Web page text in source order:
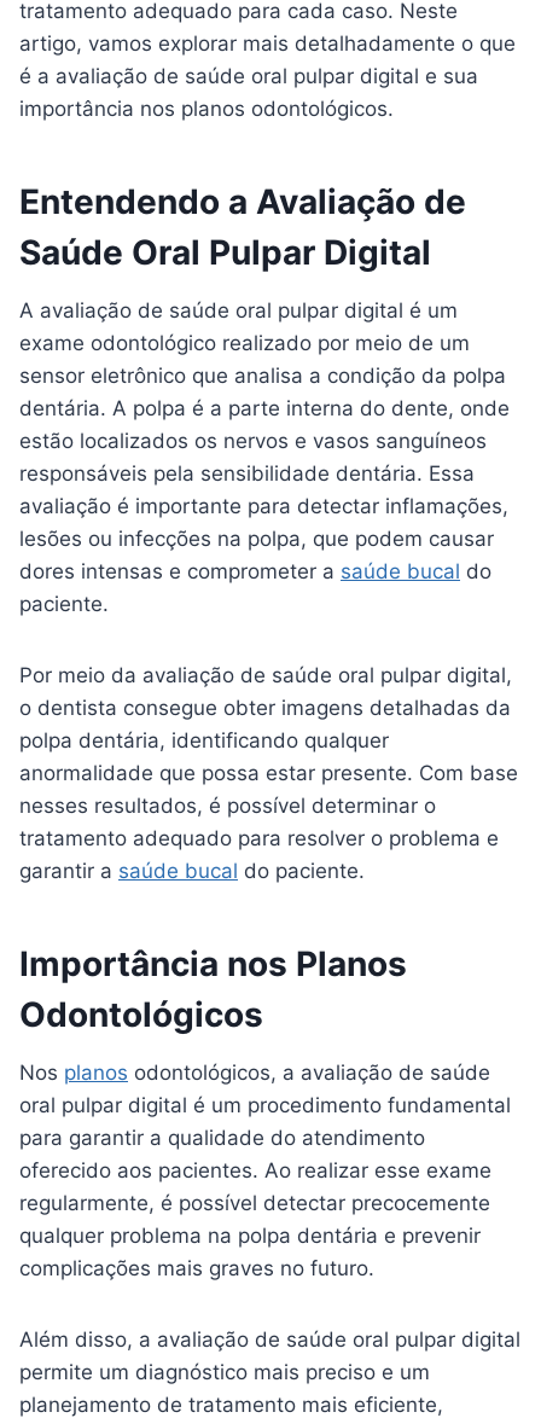
tratamento adequado para cada caso. Neste
artigo, vamos explorar mais detalhadamente o que
é a avaliação de saúde oral pulpar digital e sua
importância nos planos odontológicos.
Entendendo a Avaliação de
Saúde Oral Pulpar Digital
A avaliação de saúde oral pulpar digital é um
exame odontológico realizado por meio de um
sensor eletrônico que analisa a condição da polpa
dentária. A polpa é a parte interna do dente, onde
estão localizados os nervos e vasos sanguíneos
responsáveis pela sensibilidade dentária. Essa
avaliação é importante para detectar inflamações,
lesões ou infecções na polpa, que podem causar
dores intensas e comprometer a saúde bucal do
paciente.
Por meio da avaliação de saúde oral pulpar digital,
o dentista consegue obter imagens detalhadas da
polpa dentária, identificando qualquer
anormalidade que possa estar presente. Com base
nesses resultados, é possível determinar o
tratamento adequado para resolver o problema e
garantir a saúde bucal do paciente.
Importância nos Planos
Odontológicos
Nos planos odontológicos, a avaliação de saúde
oral pulpar digital é um procedimento fundamental
para garantir a qualidade do atendimento
oferecido aos pacientes. Ao realizar esse exame
regularmente, é possível detectar precocemente
qualquer problema na polpa dentária e prevenir
complicações mais graves no futuro.
Além disso, a avaliação de saúde oral pulpar digital
permite um diagnóstico mais preciso e um
planejamento de tratamento mais eficiente,